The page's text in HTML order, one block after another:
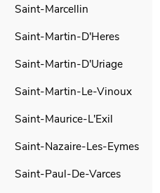
Saint-Marcellin
Saint-Martin-D'Heres
Saint-Martin-D'Uriage
Saint-Martin-Le-Vinoux
Saint-Maurice-L'Exil
Saint-Nazaire-Les-Eymes
Saint-Paul-De-Varces